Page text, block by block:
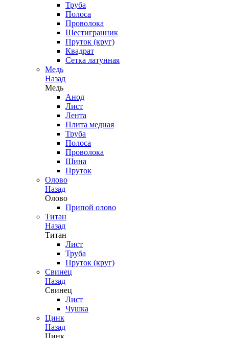
Труба
Полоса
Проволока
Шестигранник
Пруток (круг)
Квадрат
Сетка латунная
Медь
Назад
Медь
Анод
Лист
Лента
Плита медная
Труба
Полоса
Проволока
Шина
Пруток
Олово
Назад
Олово
Припой олово
Титан
Назад
Титан
Лист
Труба
Пруток (круг)
Свинец
Назад
Свинец
Лист
Чушка
Цинк
Назад
Цинк